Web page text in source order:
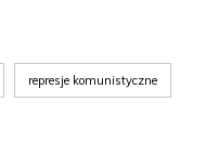
represje komunistyczne